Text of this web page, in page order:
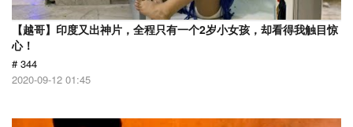
【越哥】印度又出神片，全程只有一个2岁小女孩，却看得我触目惊
心！
# 344
2020-09-12 01:45